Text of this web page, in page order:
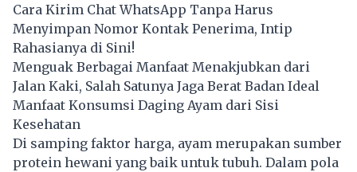
Cara Kirim Chat WhatsApp Tanpa Harus
Menyimpan Nomor Kontak Penerima, Intip
Rahasianya di Sini!
Menguak Berbagai Manfaat Menakjubkan dari
Jalan Kaki, Salah Satunya Jaga Berat Badan Ideal
Manfaat Konsumsi Daging Ayam dari Sisi
Kesehatan
Di samping faktor harga, ayam merupakan sumber
protein hewani yang baik untuk tubuh. Dalam pola